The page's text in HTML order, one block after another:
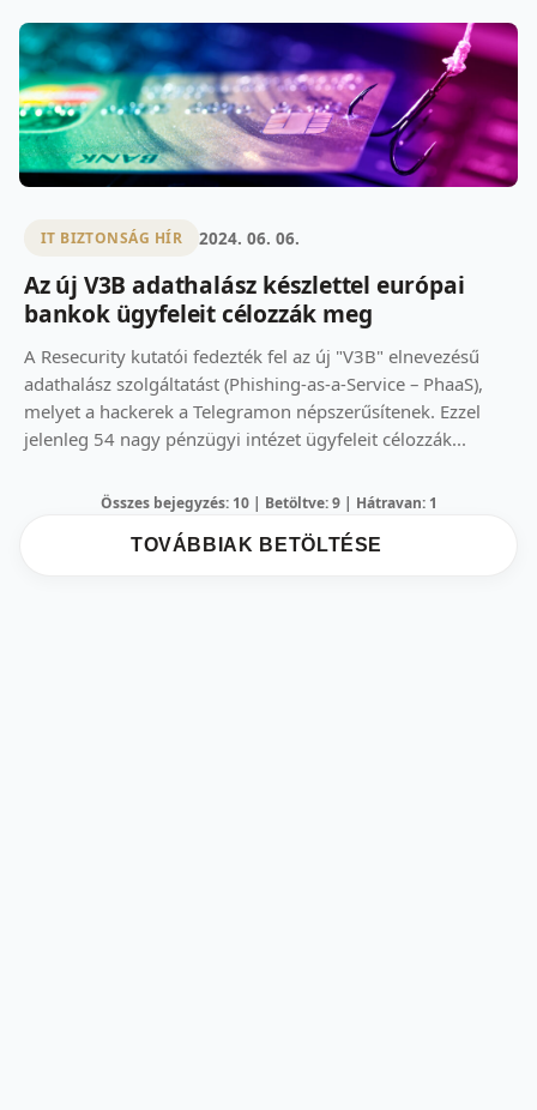
IT BIZTONSÁG HÍR 2024. 06. 06.
Az új V3B adathalász készlettel európai
bankok ügyfeleit célozzák meg
A Resecurity kutatói fedezték fel az új "V3B" elnevezésű
adathalász szolgáltatást (Phishing-as-a-Service – PhaaS),
melyet a hackerek a Telegramon népszerűsítenek. Ezzel
jelenleg 54 nagy pénzügyi intézet ügyfeleit célozzák...
Összes bejegyzés: 10 | Betöltve: 9 | Hátravan: 1
TOVÁBBIAK BETÖLTÉSE